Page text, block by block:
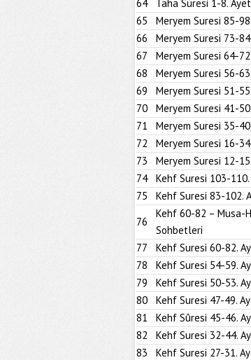
64
Taha Suresi 1-8.
65
Meryem Suresi 85-
66
Meryem Suresi 73-
67
Meryem Suresi 64-
68
Meryem Suresi 56-
69
Meryem Suresi 51-
70
Meryem Suresi 41-
71
Meryem Suresi 35-
72
Meryem Suresi 16-
73
Meryem Suresi 12-
74
Kehf Suresi 103-
75
Kehf Suresi 83-102.
76
Kehf 60-82 – Musa-
Sohbetleri
77
Kehf Suresi 60-82.
78
Kehf Suresi 54-59.
79
Kehf Suresi 50-53.
80
Kehf Suresi 47-49.
81
Kehf Sûresi 45-46.
82
Kehf Suresi 32-44.
83
Kehf Suresi 27-31.